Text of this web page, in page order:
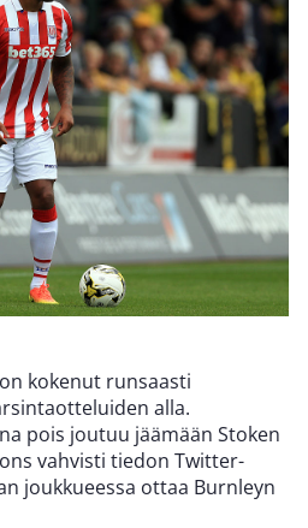
kokenut runsaasti
alla.
pois joutuu jäämään Stoken
vahvisti tiedon Twitter-
joukkueessa ottaa Burnleyn